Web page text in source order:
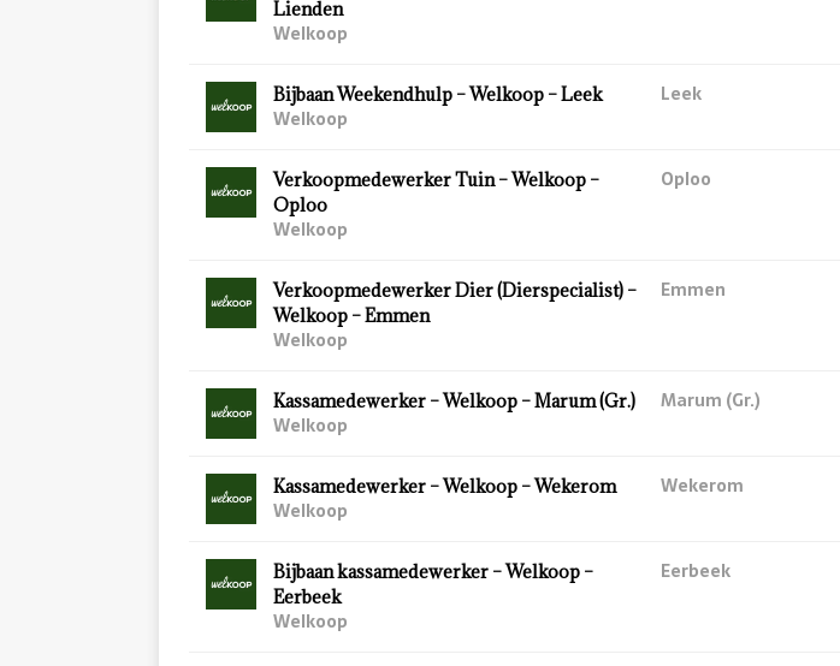
Lienden
Welkoop
Bijbaan Weekendhulp – Welkoop – Leek
Welkoop
Leek
Verkoopmedewerker Tuin – Welkoop –
Oploo
Welkoop
Oploo
Verkoopmedewerker Dier (Dierspecialist) –
Welkoop – Emmen
Welkoop
Emmen
Kassamedewerker – Welkoop – Marum (Gr.)
Welkoop
Marum (Gr.)
Kassamedewerker – Welkoop – Wekerom
Welkoop
Wekerom
Bijbaan kassamedewerker – Welkoop –
Eerbeek
Welkoop
Eerbeek